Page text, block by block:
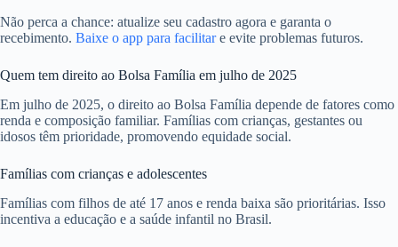
Não perca a chance: atualize seu cadastro agora e garanta o
recebimento. Baixe o app para facilitare evite problemas futuros.
Quem tem direito ao Bolsa Família em julho de 2025
Em julho de 2025, o direito ao Bolsa Família depende de fatores como
renda e composição familiar. Famílias com crianças, gestantes ou
idosos têm prioridade, promovendo equidade social.
Famílias com crianças e adolescentes
Famílias com filhos de até 17 anos e renda baixa são prioritárias. Isso
incentiva a educação e a saúde infantil no Brasil.